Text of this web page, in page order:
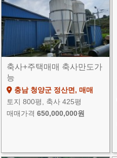
축사+주택매매 축사만도가
능
충남 청양군 정산면, 매매
토지 800평, 축사 425평
매매가격 650,000,000원